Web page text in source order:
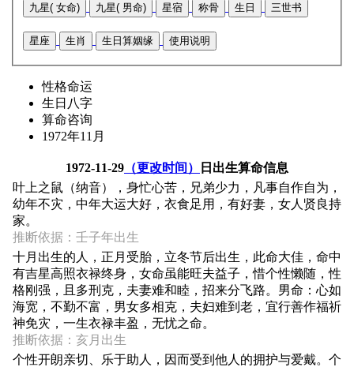
九星( 女命) 九星( 男命) 星宿 称骨 生日 三世书
星座 生肖 生日算姻缘 使用说明
性格命运
生日八字
算命咨询
1972年11月
1972-11-29 （更改时间）
日出生算命信息
叶上之鼠（纳音），身忙心苦，兄弟少力，凡事自作自为，
幼年不灾，中年大运大好，衣食足用，有好妻，女人贤良持
家。
推断依据：壬子年出生
十月出生的人，正月受胎，立冬节后出生，此命大佳，命中
有吉星高照衣禄终身，女命虽能旺夫益子，惜个性懒随，性
格刚强，且多刑克，夫妻难和睦，招来分飞路。男命：心如
海宽，不勤不富，男女多相克，夫妇难到老，宜行善作福祈
神免灾，一生衣禄丰盈，无忧之命。
推断依据：亥月出生
个性开朗亲切、乐于助人，因而受到他人的拥护与爱戴。个